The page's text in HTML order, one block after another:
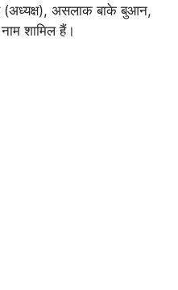
(अध्यक्ष), असलाक बाके बुआन,
शामिल हैं।